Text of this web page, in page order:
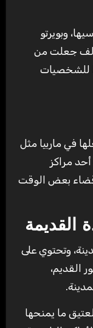
وبويرتو
جعلت من
للشخصيات
في ماربيا مثل
أحد مراكز
قضاء بعض الوقت
القديمة
وتحتوي على
فيه السور القديم،
ما يمنحها